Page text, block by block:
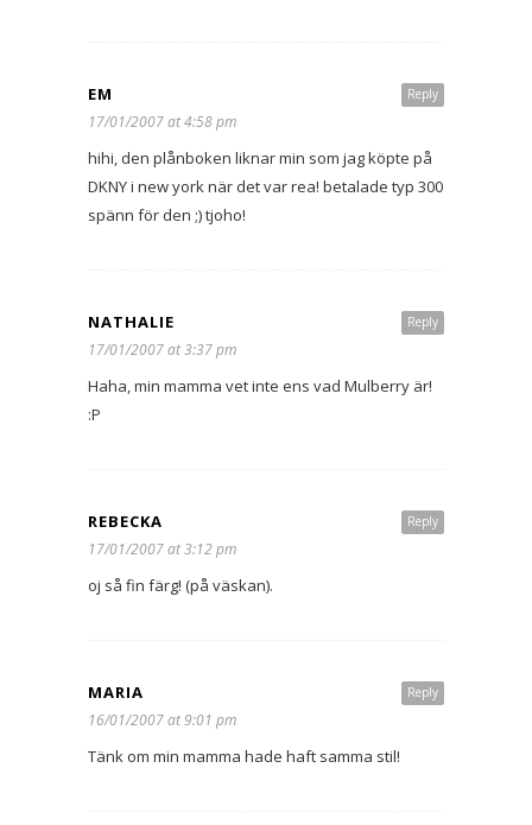
Reply
EM
17/01/2007 at 4:58 pm
hihi, den plånboken liknar min som jag köpte på
DKNY i new york när det var rea! betalade typ 300
spänn för den ;) tjoho!
Reply
NATHALIE
17/01/2007 at 3:37 pm
Haha, min mamma vet inte ens vad Mulberry är!
:P
Reply
REBECKA
17/01/2007 at 3:12 pm
oj så fin färg! (på väskan).
Reply
MARIA
16/01/2007 at 9:01 pm
Tänk om min mamma hade haft samma stil!